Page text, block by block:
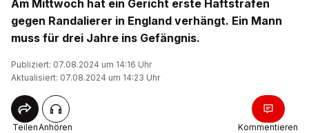
Am Mittwoch hat ein Gericht erste Haftstrafen
gegen Randalierer in England verhängt. Ein Mann
muss für drei Jahre ins Gefängnis.
Publiziert: 07.08.2024 um 14:16 Uhr
Aktualisiert: 07.08.2024 um 14:23 Uhr
TeilenAnhören Kommentieren